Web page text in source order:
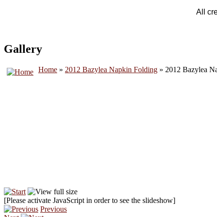
All
Gallery
Home » 2012 Bazylea Napkin Folding » 2012 Bazylea
[Please activate JavaScript in order to see the slideshow]
Previous